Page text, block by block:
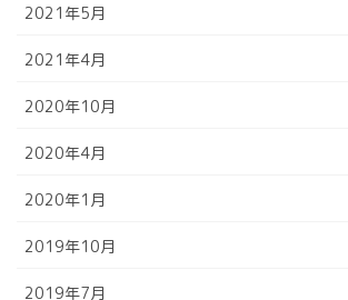
2021年5月
2021年4月
2020年10月
2020年4月
2020年1月
2019年10月
2019年7月